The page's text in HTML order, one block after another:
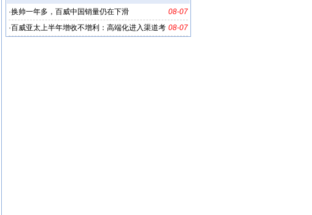
08-07
·换帅一年多，百威中国销量仍在下滑
08-07
·百威亚太上半年增收不增利：高端化进入渠道考